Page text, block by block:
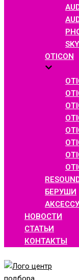
OTICON
БЕРУШИ
НОВОСТИ
СТАТЬИ
КОНТАКТЫ